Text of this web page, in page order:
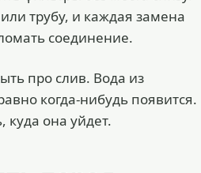
трубу, и каждая замена
соединение.
про слив. Вода из
когда-нибудь появится.
она уйдет.